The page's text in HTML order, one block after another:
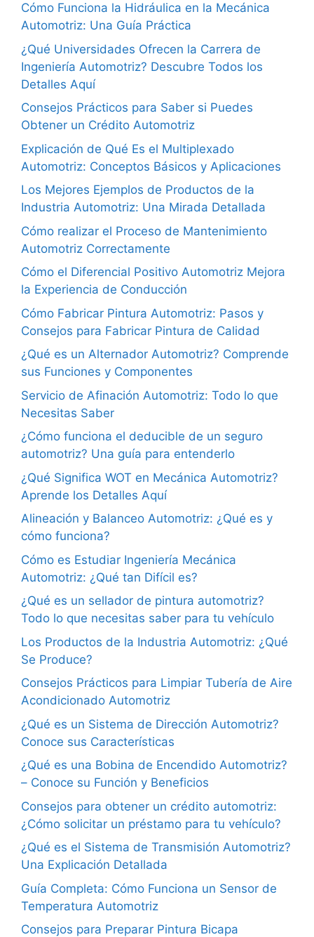
Cómo Funciona la Hidráulica en la Mecánica
Automotriz: Una Guía Práctica
¿Qué Universidades Ofrecen la Carrera de
Ingeniería Automotriz? Descubre Todos los
Detalles Aquí
Consejos Prácticos para Saber si Puedes
Obtener un Crédito Automotriz
Explicación de Qué Es el Multiplexado
Automotriz: Conceptos Básicos y Aplicaciones
Los Mejores Ejemplos de Productos de la
Industria Automotriz: Una Mirada Detallada
Cómo realizar el Proceso de Mantenimiento
Automotriz Correctamente
Cómo el Diferencial Positivo Automotriz Mejora
la Experiencia de Conducción
Cómo Fabricar Pintura Automotriz: Pasos y
Consejos para Fabricar Pintura de Calidad
¿Qué es un Alternador Automotriz? Comprende
sus Funciones y Componentes
Servicio de Afinación Automotriz: Todo lo que
Necesitas Saber
¿Cómo funciona el deducible de un seguro
automotriz? Una guía para entenderlo
¿Qué Significa WOT en Mecánica Automotriz?
Aprende los Detalles Aquí
Alineación y Balanceo Automotriz: ¿Qué es y
cómo funciona?
Cómo es Estudiar Ingeniería Mecánica
Automotriz: ¿Qué tan Difícil es?
¿Qué es un sellador de pintura automotriz?
Todo lo que necesitas saber para tu vehículo
Los Productos de la Industria Automotriz: ¿Qué
Se Produce?
Consejos Prácticos para Limpiar Tubería de Aire
Acondicionado Automotriz
¿Qué es un Sistema de Dirección Automotriz?
Conoce sus Características
¿Qué es una Bobina de Encendido Automotriz?
– Conoce su Función y Beneficios
Consejos para obtener un crédito automotriz:
¿Cómo solicitar un préstamo para tu vehículo?
¿Qué es el Sistema de Transmisión Automotriz?
Una Explicación Detallada
Guía Completa: Cómo Funciona un Sensor de
Temperatura Automotriz
Consejos para Preparar Pintura Bicapa